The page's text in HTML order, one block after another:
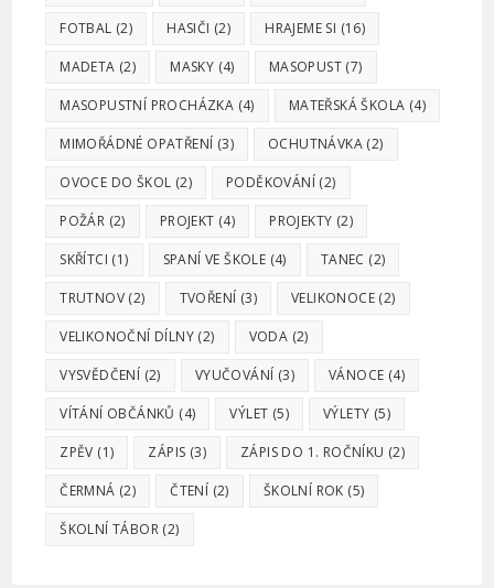
FOTBAL (2) HASIČI (2) HRAJEME SI (16)
MADETA (2) MASKY (4) MASOPUST (7)
MASOPUSTNÍ PROCHÁZKA (4) MATEŘSKÁ ŠKOLA (4)
MIMOŘÁDNÉ OPATŘENÍ (3) OCHUTNÁVKA (2)
OVOCE DO ŠKOL (2) PODĚKOVÁNÍ (2)
POŽÁR (2) PROJEKT (4) PROJEKTY (2)
SKŘÍTCI (1) SPANÍ VE ŠKOLE (4) TANEC (2)
TRUTNOV (2) TVOŘENÍ (3) VELIKONOCE (2)
VELIKONOČNÍ DÍLNY (2) VODA (2)
VYSVĚDČENÍ (2) VYUČOVÁNÍ (3) VÁNOCE (4)
VÍTÁNÍ OBČÁNKŮ (4) VÝLET (5) VÝLETY (5)
ZPĚV (1) ZÁPIS (3) ZÁPIS DO 1. ROČNÍKU (2)
ČERMNÁ (2) ČTENÍ (2) ŠKOLNÍ ROK (5)
ŠKOLNÍ TÁBOR (2)